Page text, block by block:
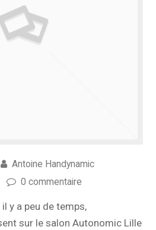
Antoine Handynamic
0 commentaire
y a peu de temps,
sur le salon Autonomic Lille